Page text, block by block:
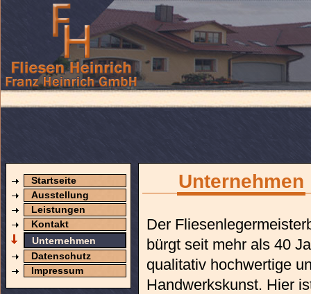
Startseite
Ausstellung
Leistungen
Kontakt
Unternehmen
Datenschutz
Impressum
Unternehmen
Der
bürgt seit mehr als 40
qualitativ hochwertige
Handwerkskunst. Hier